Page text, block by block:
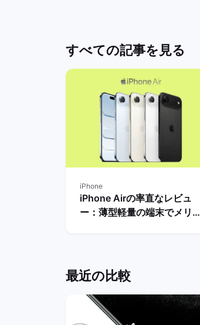
すべての記事を見る
iPhone
iPhone Airの率直なレビュ
ー：薄型軽量の端末でメリッ
最近の比較